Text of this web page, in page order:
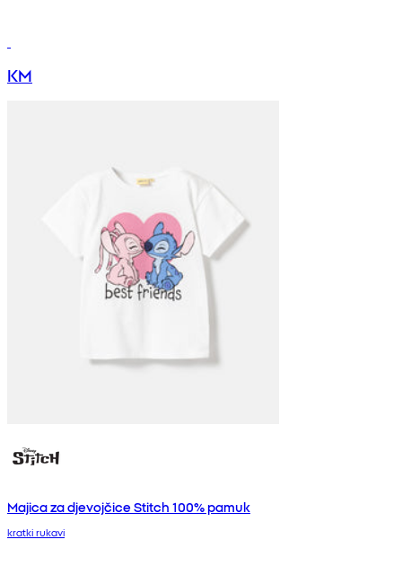
KM
Majica za djevojčice Stitch 100% pamuk
kratki rukavi